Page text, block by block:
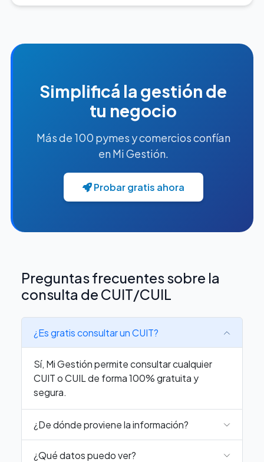
Simplificá la gestión de
tu negocio
Más de 100 pymes y comercios confían
en Mi Gestión.
Probar gratis ahora
Preguntas frecuentes sobre la
consulta de CUIT/CUIL
¿Es gratis consultar un CUIT?
Sí, Mi Gestión permite consultar cualquier
CUIT o CUIL de forma 100% gratuita y
segura.
¿De dónde proviene la información?
¿Qué datos puedo ver?